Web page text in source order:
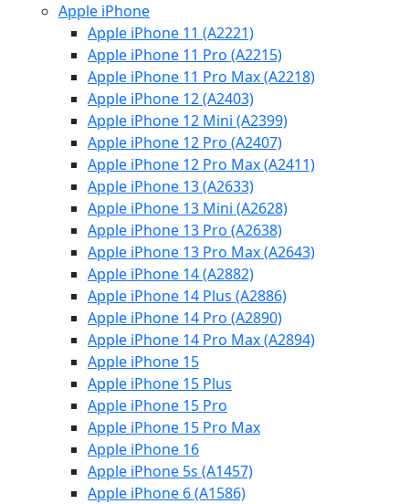
Apple iPhone
Apple iPhone 11 (A2221)
Apple iPhone 11 Pro (A2215)
Apple iPhone 11 Pro Max (A2218)
Apple iPhone 12 (A2403)
Apple iPhone 12 Mini (A2399)
Apple iPhone 12 Pro (A2407)
Apple iPhone 12 Pro Max (A2411)
Apple iPhone 13 (A2633)
Apple iPhone 13 Mini (A2628)
Apple iPhone 13 Pro (A2638)
Apple iPhone 13 Pro Max (A2643)
Apple iPhone 14 (A2882)
Apple iPhone 14 Plus (A2886)
Apple iPhone 14 Pro (A2890)
Apple iPhone 14 Pro Max (A2894)
Apple iPhone 15
Apple iPhone 15 Plus
Apple iPhone 15 Pro
Apple iPhone 15 Pro Max
Apple iPhone 16
Apple iPhone 5s (A1457)
Apple iPhone 6 (A1586)